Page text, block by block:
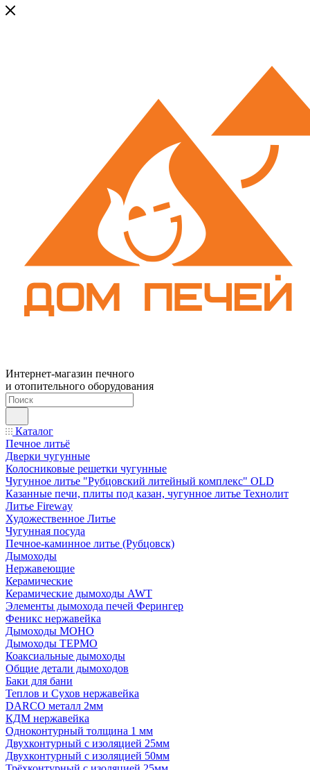
Интернет-магазин печного
и отопительного оборудования
Каталог
Печное литьё
Дверки чугунные
Колосниковые решетки чугунные
Чугунное литье "Рубцовский литейный комплекс" OLD
Казанные печи, плиты под казан, чугунное литье Технолит
Литье Fireway
Художественное Литье
Чугунная посуда
Печное-каминное литье (Рубцовск)
Дымоходы
Нержавеющие
Керамические
Керамические дымоходы AWT
Элементы дымохода печей Ферингер
Феникс нержавейка
Дымоходы МОНО
Дымоходы ТЕРМО
Коаксиальные дымоходы
Общие детали дымоходов
Баки для бани
Теплов и Сухов нержавейка
DARCO металл 2мм
КДМ нержавейка
Одноконтурный толщина 1 мм
Двухконтурный с изоляцией 25мм
Двухконтурный с изоляцией 50мм